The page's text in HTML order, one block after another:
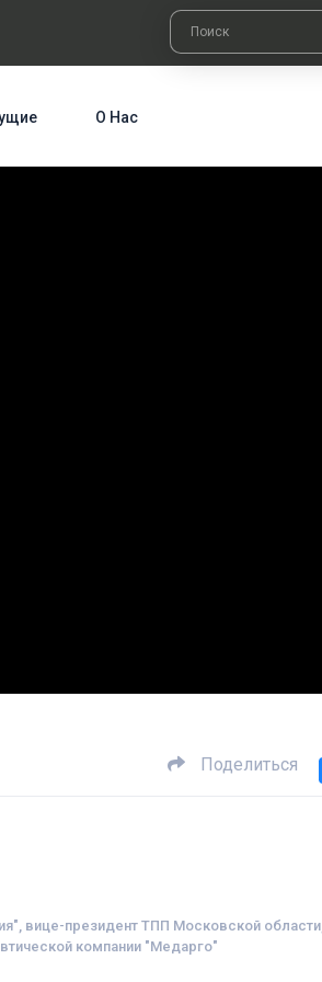
О Нас
Поделиться
вице-президент ТПП Московской области,
компании "Медарго"